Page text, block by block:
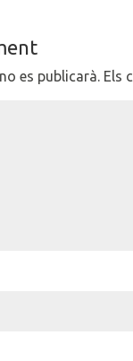
es publicarà. Els